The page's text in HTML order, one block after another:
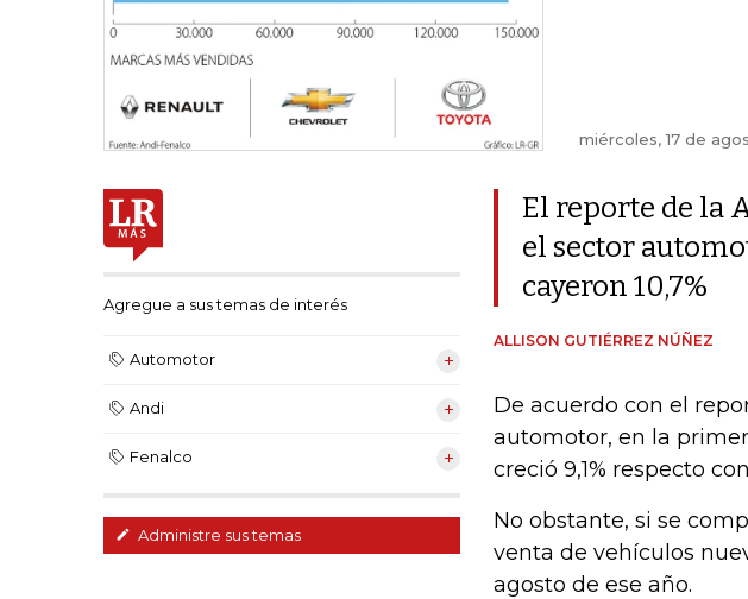
miércoles, 17 de
Agregue a sus temas de interés
Automotor
Andi
Fenalco
Administre sus temas
El reporte de la
el sector
cayeron 10,7%
ALLISON GUTIÉRREZ NÚÑEZ
De acuerdo con el
automotor, en la
creció 9,1% respecto
No obstante, si se
venta de vehículos
agosto de ese año.